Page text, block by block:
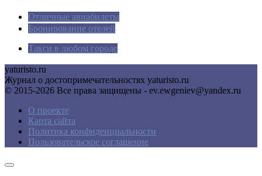
Отличные авиабилеты
Бронирование отелей
Такси в любом городе
yaturisto.ru
Журнал о достопримечательностях yaturisto.ru
© 2015-2026 Все права защищены - ev.ewgeniev@yandex.ru
О проекте
Карта сайта
Политика конфиденциальности
Пользовательское соглашение